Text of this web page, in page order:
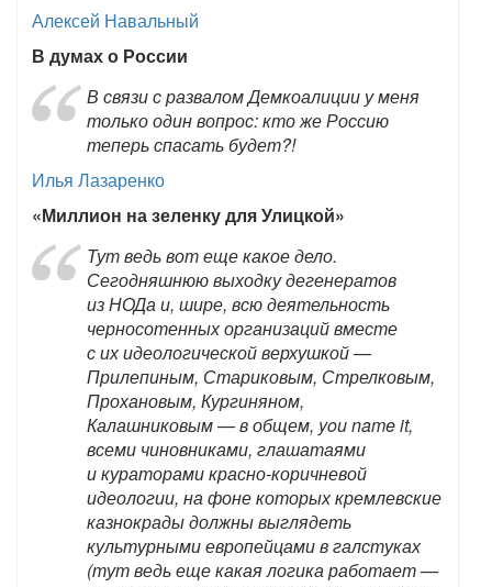
Алексей Навальный
В думах о России
В связи с развалом Демкоалиции у меня
только один вопрос: кто же Россию
теперь спасать будет?!
Илья Лазаренко
«Миллион на зеленку для Улицкой»
Тут ведь вот еще какое дело.
Сегодняшнюю выходку дегенератов
из НОДа и, шире, всю деятельность
черносотенных организаций вместе
с их идеологической верхушкой —
Прилепиным, Стариковым, Стрелковым,
Прохановым, Кургиняном,
Калашниковым — в общем, you name it,
всеми чиновниками, глашатаями
и кураторами красно-коричневой
идеологии, на фоне которых кремлевские
казнокрады должны выглядеть
культурными европейцами в галстуках
(тут ведь еще какая логика работает —